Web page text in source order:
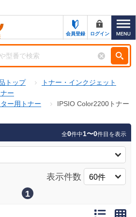
一覧
ンペーン一覧
せ
ャンペーン
会員登録 ログイン
トップ
トナー・インクジェット
ー
ー用トナー
IPSIO Color2200トナー
全0件中1〜0件目を表示
表示件数
1